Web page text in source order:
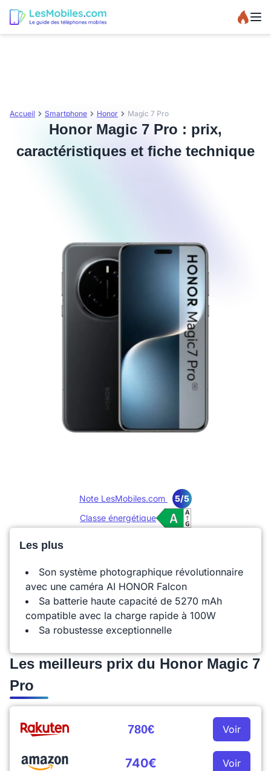
Accueil Smartphone Honor Magic 7 Pro
Honor Magic 7 Pro : prix,
caractéristiques et fiche technique
Note LesMobiles.com
5/5
Classe énergétique
Les plus
Son système photographique révolutionnaire
avec une caméra AI HONOR Falcon
Sa batterie haute capacité de 5270 mAh
compatible avec la charge rapide à 100W
Sa robustesse exceptionnelle
Les meilleurs prix du Honor Magic 7
Pro
780€ Voir
740€ Voir